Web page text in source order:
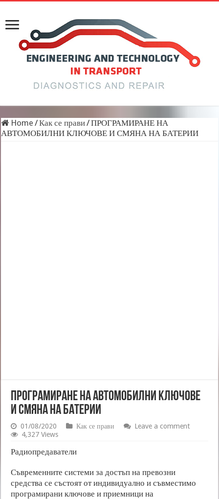
Home /Как се прави/ПРОГРАМИРАНЕ НА
АВТОМОБИЛНИ КЛЮЧОВЕ И СМЯНА НА БАТЕРИИ
ПРОГРАМИРАНЕ НА АВТОМОБИЛНИ КЛЮЧОВЕ
И СМЯНА НА БАТЕРИИ
01/08/2020 Как се прави
Leave a comment
4,327 Views
Радиопредаватели
Съвременните системи за достъп на превозни
средства се състоят от индивидуално и съвместимо
програмирани ключове и приемници на